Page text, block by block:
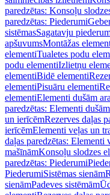
paredzētas: Konsoļu
paredzētas: Piederumi
sistēmasSagatavju
apšuvumsMontāžas
elementiTualetes podu
podu elementiIzlietņu
elementiBidē elementi
elementiPisuāru elementi
elementiElementi dušām
paredzētas: Elementi
un ierīcēmRezerves daļas
ierīcēmElementi veļas un
daļas paredzētas: Elementi
mašīnāmKonsoļu slodzes
paredzētas: Piederumi
PiederumiSistēmas sienām
sienāmPadeves sistēmām